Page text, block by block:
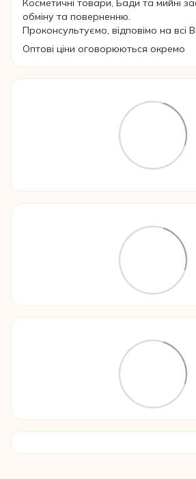
Косметичні товари, Бади та мийні
обміну та поверненню.
Проконсультуємо, відповімо на всі
Оптові ціни оговорюються окремо